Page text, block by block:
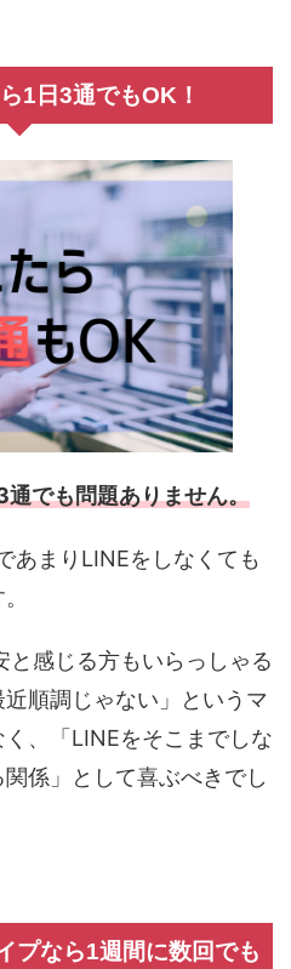
1日3通でもOK！
通でも問題ありません。
あまりLINEをしなくても
と感じる方もいらっしゃる
順調じゃない」というマ
、「LINEをそこまでしな
係」として喜ぶべきでし
プなら1週間に数回でも